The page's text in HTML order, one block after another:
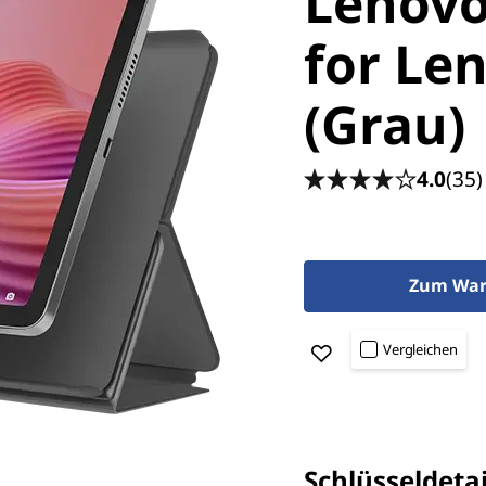
for
(Grau)
4.0(35)
Zum
Vergleichen